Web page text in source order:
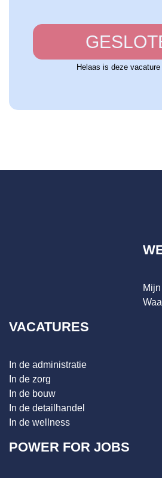
Helaas is deze
VACATURES
In de administratie
In de zorg
In de bouw
In de detailhandel
In de wellness
POWER FOR JOBS